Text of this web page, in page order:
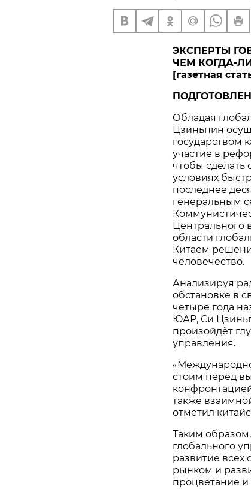
ЭКСПЕРТЫ
ЧЕМ КОГДА-
[газетная
Обладая
Цзиньпин
государством
участие в
чтобы сделать
условиях
последнее
генеральным
Центрального
области
Китаем
человечество.
Анализируя
обстановке в
четыре года
ЮАР, Си
произойдёт
управления.
стоим перед
также
отметил
Таким
глобального
развитие
рынком и
процветание и